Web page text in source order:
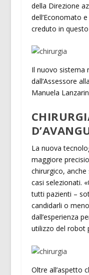
della Direzione
dell’Economato
creduto in
Il nuovo sistema
dall’Assessore
Manuela
La nuova
maggiore
chirurgico,
casi selezionati.
tutti pazienti –
candidarli o
dall’esperienza
utilizzo del robot
Oltre all’aspetto